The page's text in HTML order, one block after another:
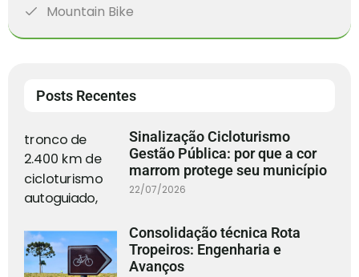
Mountain Bike
Posts Recentes
Sinalização Cicloturismo
Gestão Pública: por que a cor
marrom protege seu município
22/07/2026
Consolidação técnica Rota
Tropeiros: Engenharia e
Avanços